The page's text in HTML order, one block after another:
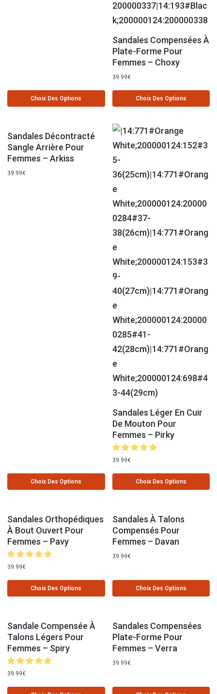
Choix Des Options
Sandales Compensées À
Plate-Forme Pour
Femmes – Choxy
39.99€
Choix Des Options
Sandales Décontracté
Sangle Arrière Pour
Femmes – Arkiss
39.99€
Choix Des Options
Sandales Léger En Cuir
De Mouton Pour
Femmes – Pirky
39.99€
Choix Des Options
Sandales Orthopédiques
À Bout Ouvert Pour
Femmes – Pavy
39.99€
Choix Des Options
Sandales À Talons
Compensés Pour
Femmes – Davan
39.99€
Choix Des Options
Sandale Compensée À
Talons Légers Pour
Femmes – Spiry
39.99€
Sandales Compensées
Plate-Forme Pour
Femmes – Verra
39.99€